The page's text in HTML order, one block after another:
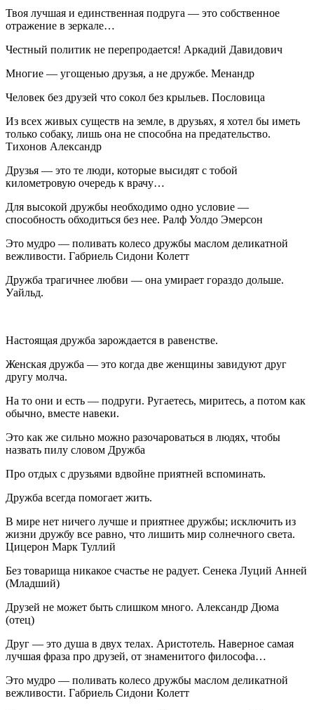
Твоя лучшая и единственная подруга — это собственное
отражение в зеркале…
Честный политик не перепродается! Аркадий Давидович
Многие — угощенью друзья, а не дружбе. Менандр
Человек без друзей что сокол без крыльев. Пословица
Из всех живых существ на земле, в друзьях, я хотел бы иметь
только собаку, лишь она не способна на предательство.
Тихонов Александр
Друзья — это те люди, которые высидят с тобой
километровую очередь к врачу…
Для высокой дружбы необходимо одно условие —
способность обходиться без нее. Ралф Уолдо Эмерсон
Это мудро — поливать колесо дружбы маслом деликатной
вежливости. Габриель Сидони Колетт
Дружба трагичнее любви — она умирает гораздо дольше.
Уайльд.
Настоящая дружба зарождается в равенстве.
Женская дружба — это когда две женщины завидуют друг
другу молча.
На то они и есть — подруги. Ругаетесь, миритесь, а потом как
обычно, вместе навеки.
Это как же сильно можно разочароваться в людях, чтобы
назвать пилу словом Дружба
Про отдых с друзьями вдвойне приятней вспоминать.
Дружба всегда помогает жить.
В мире нет ничего лучше и приятнее дружбы; исключить из
жизни дружбу все равно, что лишить мир солнечного света.
Цицерон Марк Туллий
Без товарища никакое счастье не радует. Сенека Луций Анней
(Младший)
Друзей не может быть слишком много. Александр Дюма
(отец)
Друг — это душа в двух телах. Аристотель. Наверное самая
лучшая фраза про друзей, от знаменитого философа…
Это мудро — поливать колесо дружбы маслом деликатной
вежливости. Габриель Сидони Колетт